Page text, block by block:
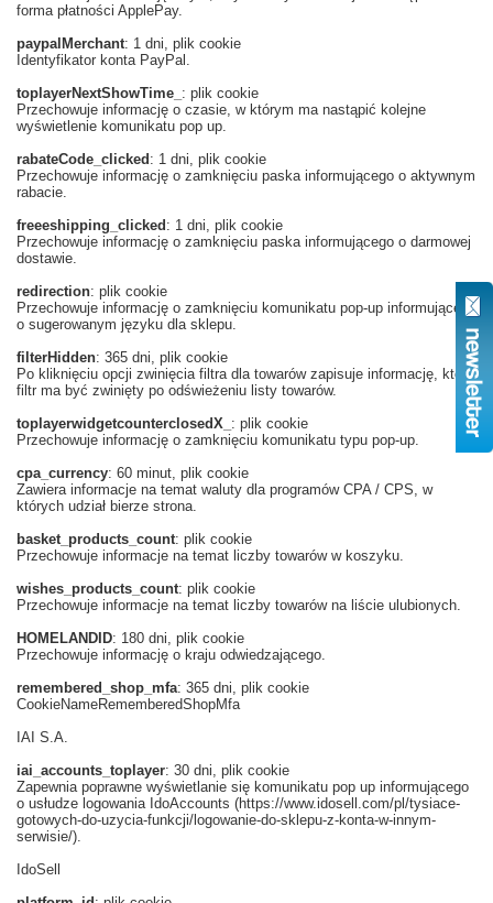
forma płatności ApplePay.
paypalMerchant: 1 dni, plik cookie
Identyfikator konta PayPal.
toplayerNextShowTime_ : plik cookie
Przechowuje informację o czasie, w którym ma nastąpić kolejne
wyświetlenie komunikatu pop up.
rabateCode_clicked : 1 dni, plik cookie
Przechowuje informację o zamknięciu paska informującego o aktywnym
rabacie.
freeeshipping_clicked : 1 dni, plik cookie
Przechowuje informację o zamknięciu paska informującego o darmowej
dostawie.
redirection: plik cookie
Przechowuje informację o zamknięciu komunikatu pop-up informującego
o sugerowanym języku dla sklepu.
filterHidden: 365 dni, plik cookie
Po kliknięciu opcji zwinięcia filtra dla towarów zapisuje informację, który
filtr ma być zwinięty po odświeżeniu listy towarów.
toplayerwidgetcounterclosedX_ : plik cookie
Przechowuje informację o zamknięciu komunikatu typu pop-up.
cpa_currency: 60 minut, plik cookie
Zawiera informacje na temat waluty dla programów CPA / CPS, w
których udział bierze strona.
basket_products_count: plik cookie
Przechowuje informacje na temat liczby towarów w koszyku.
wishes_products_count: plik cookie
Przechowuje informacje na temat liczby towarów na liście ulubionych.
HOMELANDID: 180 dni, plik cookie
Przechowuje informację o kraju odwiedzającego.
remembered_shop_mfa: 365 dni, plik cookie
CookieNameRememberedShopMfa
IAI S.A.
iai_accounts_toplayer: 30 dni, plik cookie
Zapewnia poprawne wyświetlanie się komunikatu pop up informującego
o usłudze logowania IdoAccounts (https://www.idosell.com/pl/tysiace-
gotowych-do-uzycia-funkcji/logowanie-do-sklepu-z-konta-w-innym-
serwisie/).
IdoSell